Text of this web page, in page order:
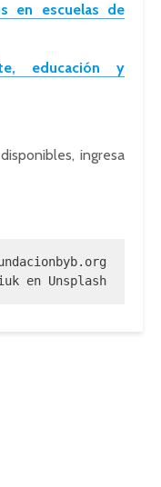
en escuelas de
educación y
ingresa
en Unsplash